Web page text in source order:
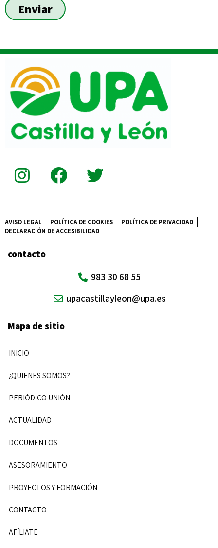
Enviar
AVISO LEGAL POLÍTICA DE COOKIES
POLÍTICA DE PRIVACIDAD
DECLARACIÓN DE ACCESIBILIDAD
contacto
983 30 68 55
upacastillayleon@upa.es
Mapa de sitio
INICIO
¿QUIENES SOMOS?
PERIÓDICO UNIÓN
ACTUALIDAD
DOCUMENTOS
ASESORAMIENTO
PROYECTOS Y FORMACIÓN
CONTACTO
AFÍLIATE